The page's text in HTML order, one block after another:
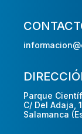
Parque
C/ Del Adaja,
Salamanca